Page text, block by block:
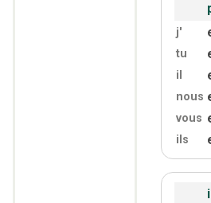
j'
tu
il
nous
vous
ils